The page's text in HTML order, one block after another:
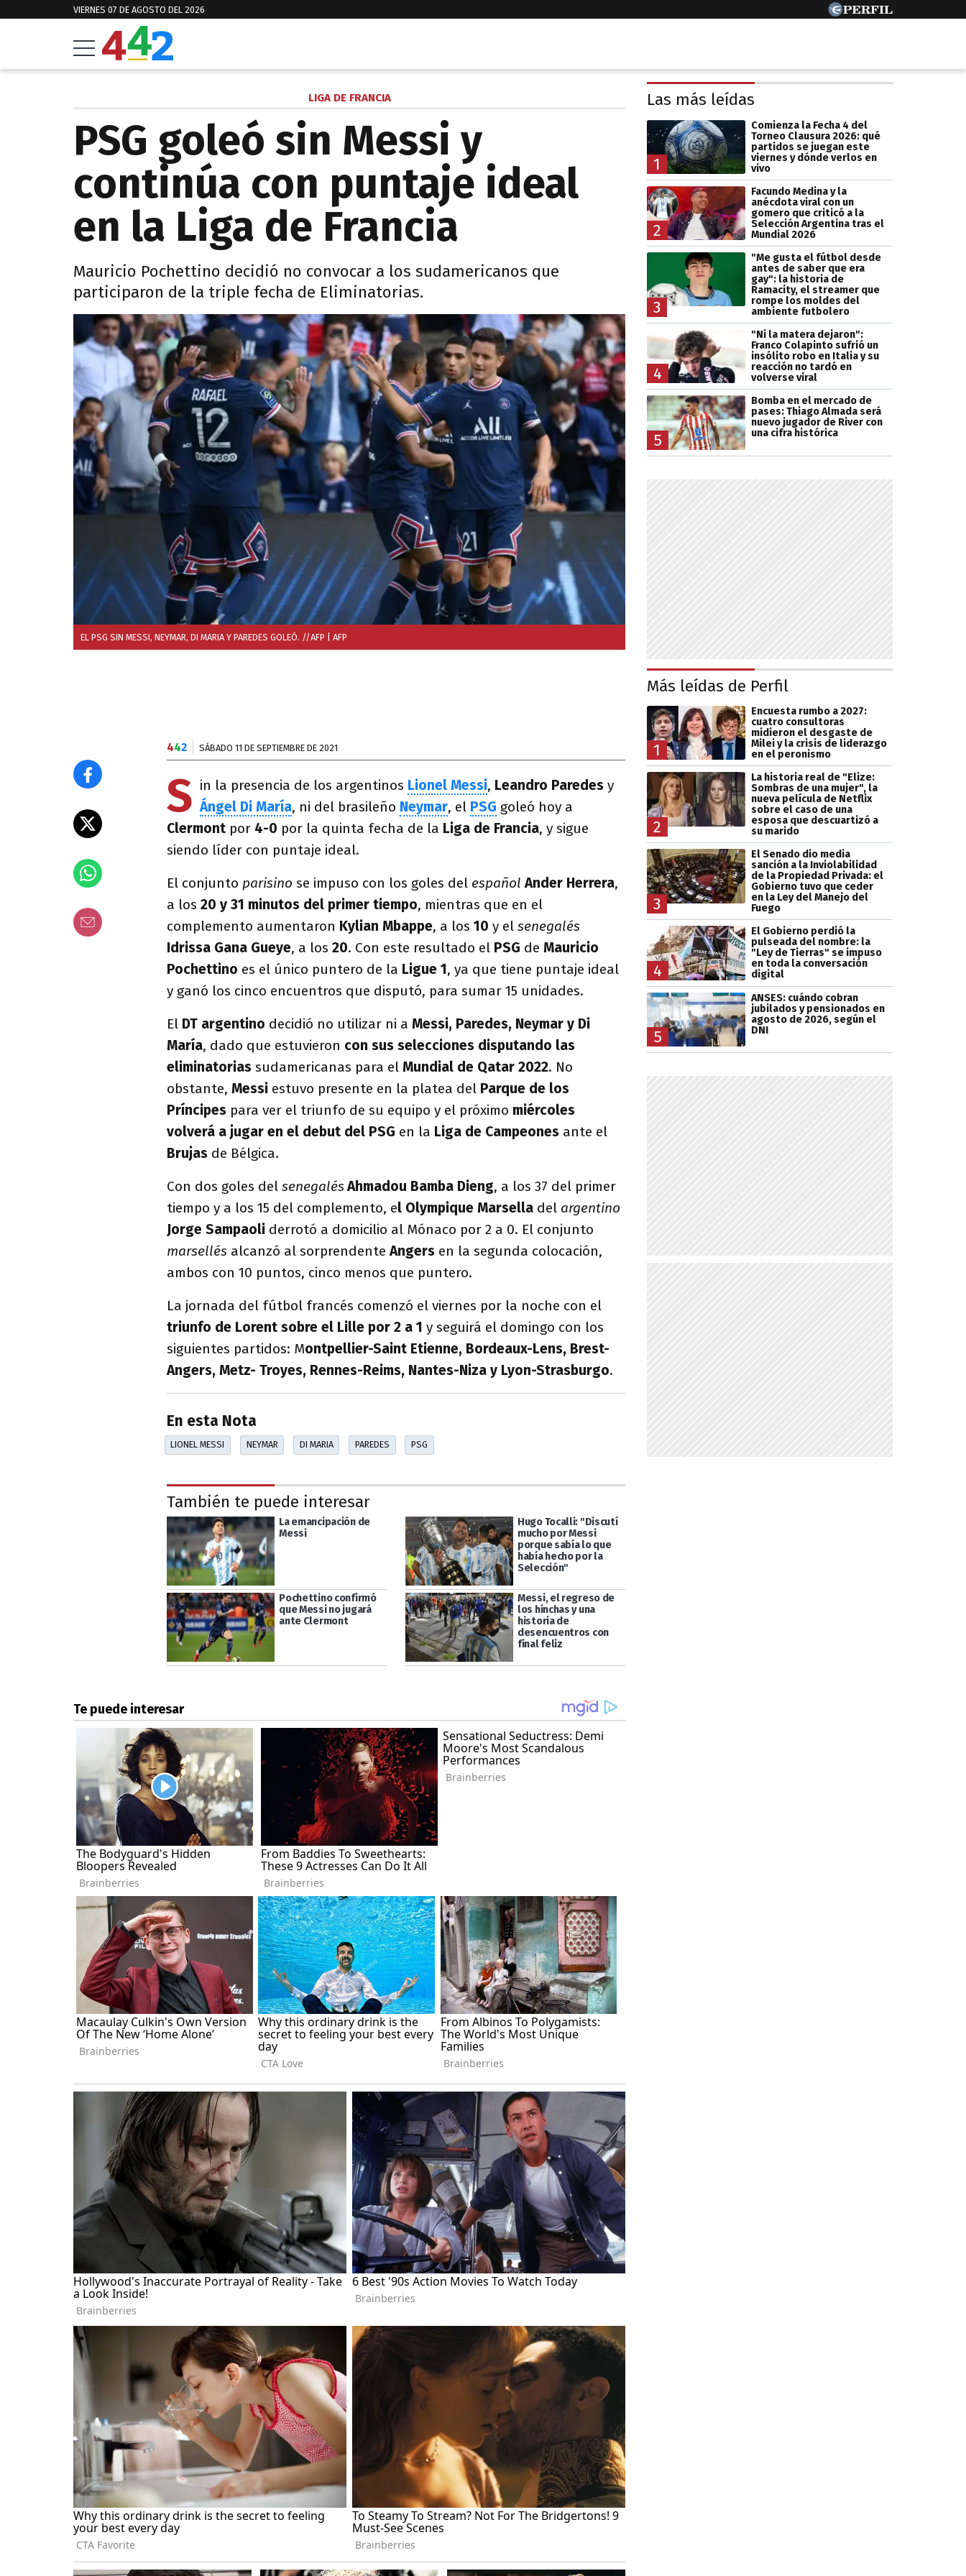
VIERNES 07 DE AGOSTO DEL 2026
LIGA DE FRANCIA
PSG goleó sin Messi y
continúa con puntaje ideal
en la Liga de Francia
Mauricio Pochettino decidió no convocar a los sudamericanos que
participaron de la triple fecha de Eliminatorias.
EL PSG SIN MESSI, NEYMAR, DI MARIA Y PAREDES GOLEÓ. //AFP | AFP
442 SÁBADO 11 DE SEPTIEMBRE DE 2021
S in la presencia de los argentinos Lionel Messi, Leandro Paredes y
Ángel Di María, ni del brasileño Neymar, el PSG goleó hoy a
Clermont por 4-0 por la quinta fecha de la Liga de Francia, y sigue
siendo líder con puntaje ideal.
El conjunto parisino se impuso con los goles del españolAnder Herrera,
a los 20 y 31 minutos del primer tiempo, mientras que en el
complemento aumentaron Kylian Mbappe, a los 10 y el senegalés
Idrissa Gana Gueye, a los 20. Con este resultado el PSG de Mauricio
Pochettino es el único puntero de la Ligue 1, ya que tiene puntaje ideal
y ganó los cinco encuentros que disputó, para sumar 15 unidades.
El DT argentino decidió no utilizar ni a Messi, Paredes, Neymar y Di
María, dado que estuvieron con sus selecciones disputando las
eliminatorias sudamericanas para el Mundial de Qatar 2022. No
obstante, Messi estuvo presente en la platea del Parque de los
Príncipes para ver el triunfo de su equipo y el próximo miércoles
volverá a jugar en el debut del PSG en la Liga de Campeones ante el
Brujas de Bélgica.
Con dos goles del senegalésAhmadou Bamba Dieng, a los 37 del primer
tiempo y a los 15 del complemento, el Olympique Marsella del argentino
Jorge Sampaoli derrotó a domicilio al Mónaco por 2 a 0. El conjunto
marsellés alcanzó al sorprendenteAngers en la segunda colocación,
ambos con 10 puntos, cinco menos que puntero.
La jornada del fútbol francés comenzó el viernes por la noche con el
triunfo de Lorent sobre el Lille por 2 a 1 y seguirá el domingo con los
siguientes partidos: Montpellier-Saint Etienne, Bordeaux-Lens, Brest-
Angers, Metz- Troyes, Rennes-Reims, Nantes-Niza y Lyon-Strasburgo.
En esta Nota
LIONEL MESSI NEYMAR DI MARIA PAREDES PSG
También te puede interesar
La emancipación de
Messi
Hugo Tocalli: "Discutí
mucho por Messi
porque sabía lo que
había hecho por la
Selección"
Pochettino confirmó
que Messi no jugará
ante Clermont
Messi, el regreso de
los hinchas y una
historia de
desencuentros con
final feliz
Las más leídas
1
Comienza la Fecha 4 del
Torneo Clausura 2026: qué
partidos se juegan este
viernes y dónde verlos en
vivo
2
Facundo Medina y la
anécdota viral con un
gomero que criticó a la
Selección Argentina tras el
Mundial 2026
3
"Me gusta el fútbol desde
antes de saber que era
gay": la historia de
Ramacity, el streamer que
rompe los moldes del
ambiente futbolero
4
"Ni la matera dejaron":
Franco Colapinto sufrió un
insólito robo en Italia y su
reacción no tardó en
volverse viral
5
Bomba en el mercado de
pases: Thiago Almada será
nuevo jugador de River con
una cifra histórica
Más leídas de Perfil
1
Encuesta rumbo a 2027:
cuatro consultoras
midieron el desgaste de
Milei y la crisis de liderazgo
en el peronismo
2
La historia real de "Elize:
Sombras de una mujer", la
nueva película de Netflix
sobre el caso de una
esposa que descuartizó a
su marido
3
El Senado dio media
sanción a la Inviolabilidad
de la Propiedad Privada: el
Gobierno tuvo que ceder
en la Ley del Manejo del
Fuego
4
El Gobierno perdió la
pulseada del nombre: la
"Ley de Tierras" se impuso
en toda la conversación
digital
5
ANSES: cuándo cobran
jubilados y pensionados en
agosto de 2026, según el
DNI